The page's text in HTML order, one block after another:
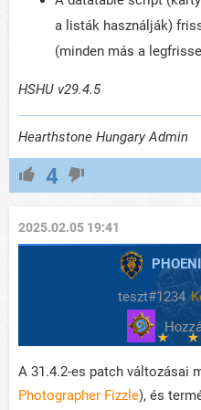
a listák használják)
(minden más a
HSHU v29.4.5
Hearthstone Hungary Admin
4
2025.02.05 19:41
teszt#1234
A 31.4.2-es patch változásai
Photographer Fizzle), és